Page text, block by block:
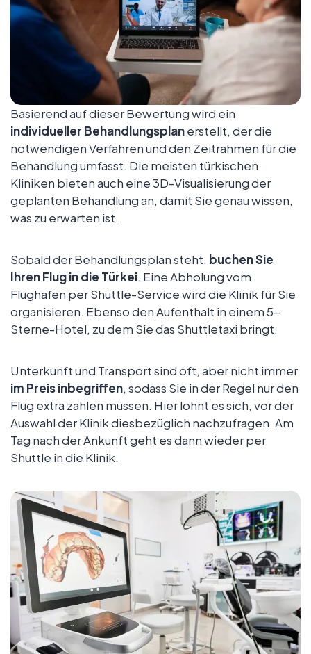
Basierend auf dieser Bewertung wird ein
individueller Behandlungsplanerstellt, der die
notwendigen Verfahren und den Zeitrahmen für die
Behandlung umfasst. Die meisten türkischen
Kliniken bieten auch eine 3D-Visualisierung der
geplanten Behandlung an, damit Sie genau wissen,
was zu erwarten ist.
Sobald der Behandlungsplan steht, buchen Sie
Ihren Flug in die Türkei. Eine Abholung vom
Flughafen per Shuttle-Service wird die Klinik für Sie
organisieren. Ebenso den Aufenthalt in einem 5-
Sterne-Hotel, zu dem Sie das Shuttletaxi bringt.
Unterkunft und Transport sind oft, aber nicht immer
im Preis inbegriffen, sodass Sie in der Regel nur den
Flug extra zahlen müssen. Hier lohnt es sich, vor der
Auswahl der Klinik diesbezüglich nachzufragen. Am
Tag nach der Ankunft geht es dann wieder per
Shuttle in die Klinik.